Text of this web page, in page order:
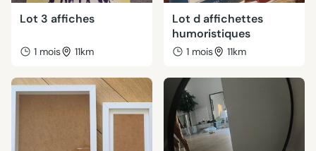
Lot 3 affiches
1 mois 11km
Lot d affichettes
humoristiques
1 mois 11km